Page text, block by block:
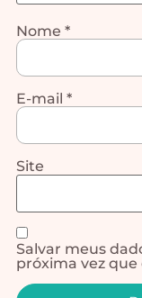
Nome *
E-mail *
Site
Salvar meus
próxima vez